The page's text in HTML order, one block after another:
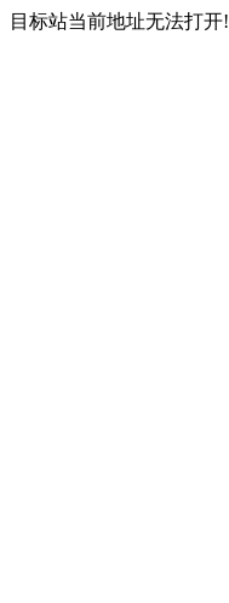
目标站当前地址无法打开!